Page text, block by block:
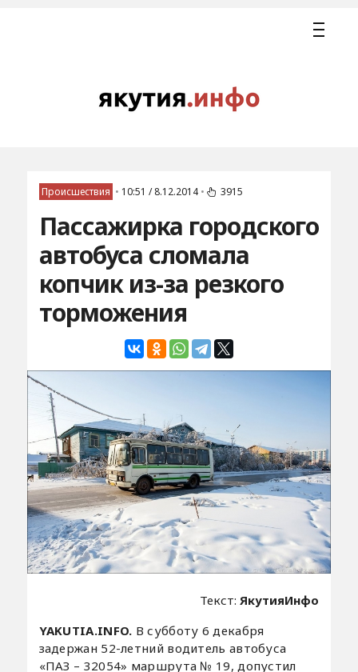
Происшествия • 10:51 / 8.12.2014 • 3915
Пассажирка городского
автобуса сломала
копчик из-за резкого
торможения
Текст:ЯкутияИнфо
YAKUTIA.INFO. В субботу 6 декабря
задержан 52-летний водитель автобуса
«ПАЗ – 32054» маршрута № 19, допустил